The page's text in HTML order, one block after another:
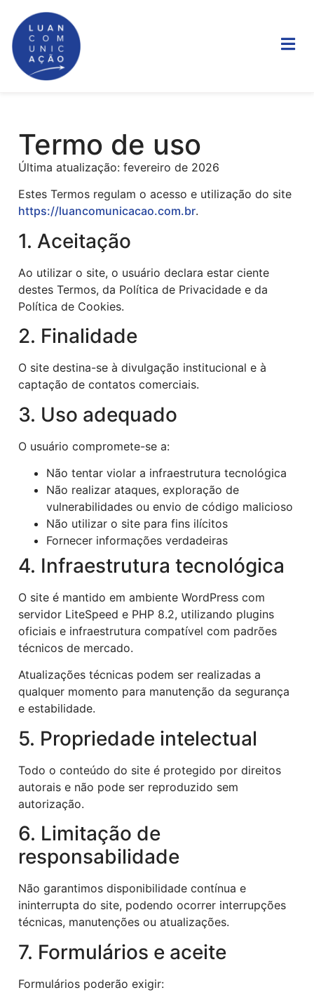
Termo de uso
Última atualização: fevereiro de 2026
Estes Termos regulam o acesso e utilização do site
https://luancomunicacao.com.br.
1. Aceitação
Ao utilizar o site, o usuário declara estar ciente
destes Termos, da Política de Privacidade e da
Política de Cookies.
2. Finalidade
O site destina-se à divulgação institucional e à
captação de contatos comerciais.
3. Uso adequado
O usuário compromete-se a:
Não tentar violar a infraestrutura tecnológica
Não realizar ataques, exploração de
vulnerabilidades ou envio de código malicioso
Não utilizar o site para fins ilícitos
Fornecer informações verdadeiras
4. Infraestrutura tecnológica
O site é mantido em ambiente WordPress com
servidor LiteSpeed e PHP 8.2, utilizando plugins
oficiais e infraestrutura compatível com padrões
técnicos de mercado.
Atualizações técnicas podem ser realizadas a
qualquer momento para manutenção da segurança
e estabilidade.
5. Propriedade intelectual
Todo o conteúdo do site é protegido por direitos
autorais e não pode ser reproduzido sem
autorização.
6. Limitação de
responsabilidade
Não garantimos disponibilidade contínua e
ininterrupta do site, podendo ocorrer interrupções
técnicas, manutenções ou atualizações.
7. Formulários e aceite
Formulários poderão exigir: